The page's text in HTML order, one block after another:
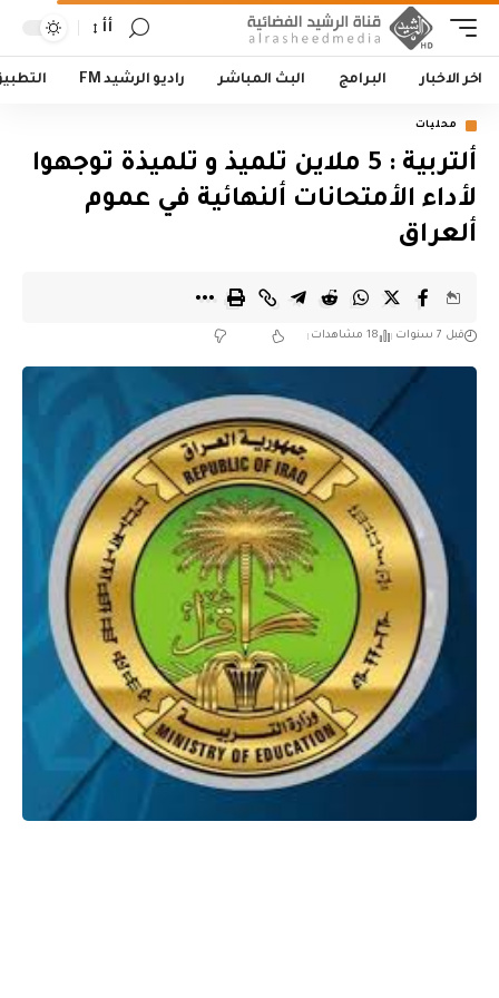
أأ
اخر الاخبار البرامج البث المباشر راديو الرشيد FM
محليات
ألتربية : 5 ملاين تلميذ و تلميذة توجهوا
لأداء الأمتحانات ألنهائية في عموم
ألعراق
قبل 7 سنوات 18 مشاهدات